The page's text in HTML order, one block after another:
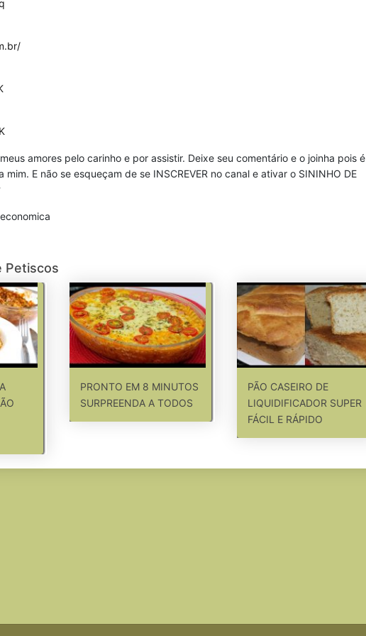
amores pelo carinho e por assistir. Deixe seu comentário e o joinha pois é
E não se esqueçam de se INSCREVER no canal e ativar o SININHO DE
Petiscos
PRONTO EM 8 MINUTOS
SURPREENDA A TODOS
PÃO CASEIRO DE
LIQUIDIFICADOR SUPER
FÁCIL E RÁPIDO